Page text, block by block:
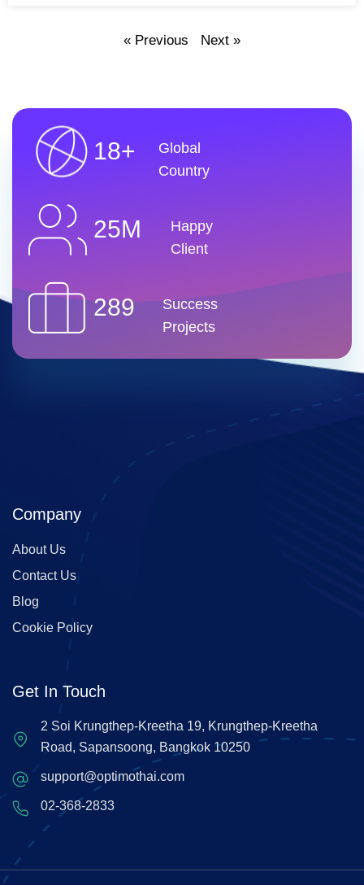
« Previous Next »
18+
Global
Country
25M
Happy
Client
289
Success
Projects
Company
About Us
Contact Us
Blog
Cookie Policy
Get In Touch
2 Soi Krungthep-Kreetha 19, Krungthep-Kreetha
Road, Sapansoong, Bangkok 10250
support@optimothai.com
02-368-2833